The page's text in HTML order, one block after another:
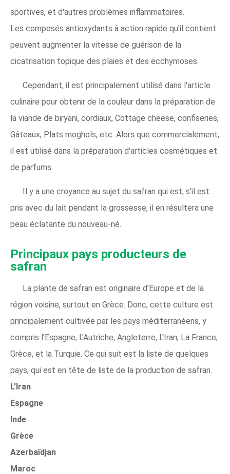
sportives, et d'autres problèmes inflammatoires.
Les composés antioxydants à action rapide qu'il contient
peuvent augmenter la vitesse de guérison de la
cicatrisation topique des plaies et des ecchymoses.
Cependant, il est principalement utilisé dans l'article
culinaire pour obtenir de la couleur dans la préparation de
la viande de biryani, cordiaux, Cottage cheese, confiseries,
Gâteaux, Plats moghols, etc. Alors que commercialement,
il est utilisé dans la préparation d'articles cosmétiques et
de parfums.
Il y a une croyance au sujet du safran qui est, s'il est
pris avec du lait pendant la grossesse, il en résultera une
peau éclatante du nouveau-né.
Principaux pays producteurs de
safran
La plante de safran est originaire d'Europe et de la
région voisine, surtout en Grèce. Donc, cette culture est
principalement cultivée par les pays méditerranéens, y
compris l'Espagne, L'Autriche, Angleterre, L'Iran, La France,
Grèce, et la Turquie. Ce qui suit est la liste de quelques
pays, qui est en tête de liste de la production de safran.
L'Iran
Espagne
Inde
Grèce
Azerbaïdjan
Maroc